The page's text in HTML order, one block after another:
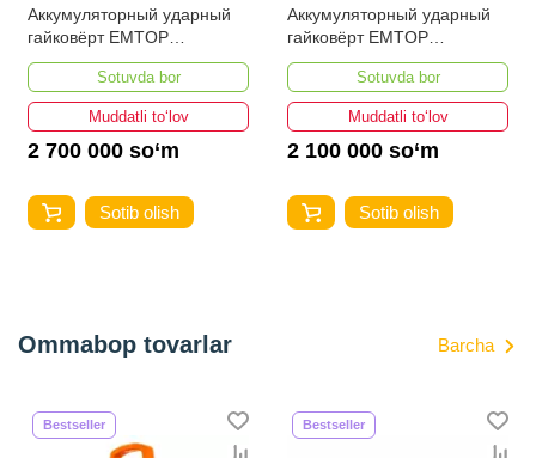
Аккумуляторный ударный
гайковёрт EMTOP
ECIWL20135
Sotuvda bor
Muddatli to‘lov
2 700 000 so‘m
Sotib olish
Аккумуляторный ударный
гайковёрт EMTOP
ECIWL20105
Sotuvda bor
Muddatli to‘lov
2 100 000 so‘m
Sotib olish
Ommabop tovarlar Barcha
Bestseller Bestseller